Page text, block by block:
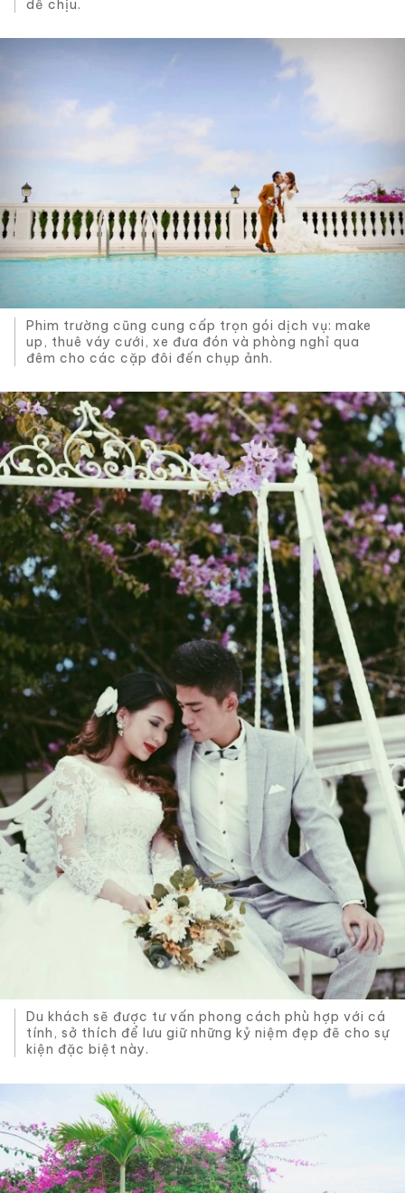
dễ chịu.
Phim trường cũng cung cấp trọn gói dịch vụ: make
up, thuê váy cưới, xe đưa đón và phòng nghỉ qua
đêm cho các cặp đôi đến chụp ảnh.
Du khách sẽ được tư vấn phong cách phù hợp với cá
tính, sở thích để lưu giữ những kỷ niệm đẹp đẽ cho sự
kiện đặc biệt này.